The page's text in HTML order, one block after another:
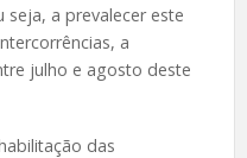
a prevalecer este
a
julho e agosto deste
das